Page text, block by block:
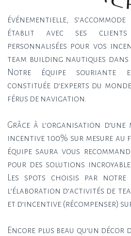
événementielle,
établit avec ses clients
personnalisées pour vos
team building nautiques dans
Notre équipe souriante
constituée d’experts du
férus de navigation.
Grâce à l’organisation
incentive 100% sur mesure
équipe saura vous
pour des solutions
Les spots choisis par notre
l’élaboration d’activités de
et d’incentive (récompenser)
Encore plus beau qu’un décor